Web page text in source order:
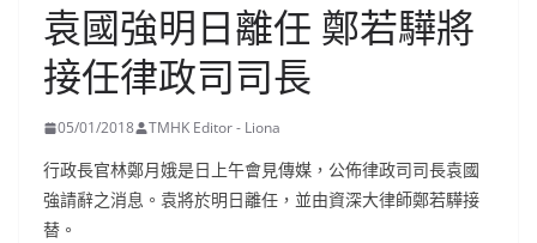
袁國強明日離任 鄭若驊將
接任律政司司長
05/01/2018 TMHK Editor - Liona
行政長官林鄭月娥是日上午會見傳媒，公佈律政司司長袁國
強請辭之消息。袁將於明日離任，並由資深大律師鄭若驊接
替。